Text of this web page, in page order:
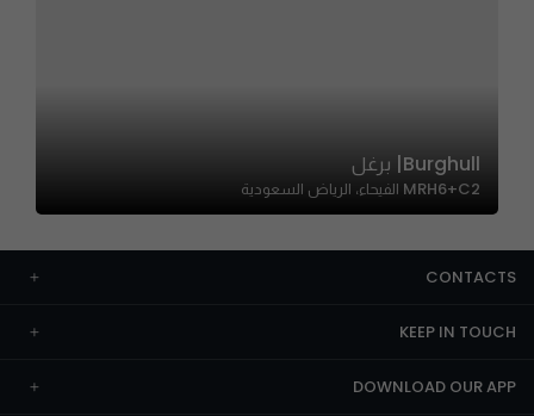
Burghull| برغل
MRH6+C2 الفيحاء، الرياض السعودية
CONTACTS
KEEP IN TOUCH
DOWNLOAD OUR APP